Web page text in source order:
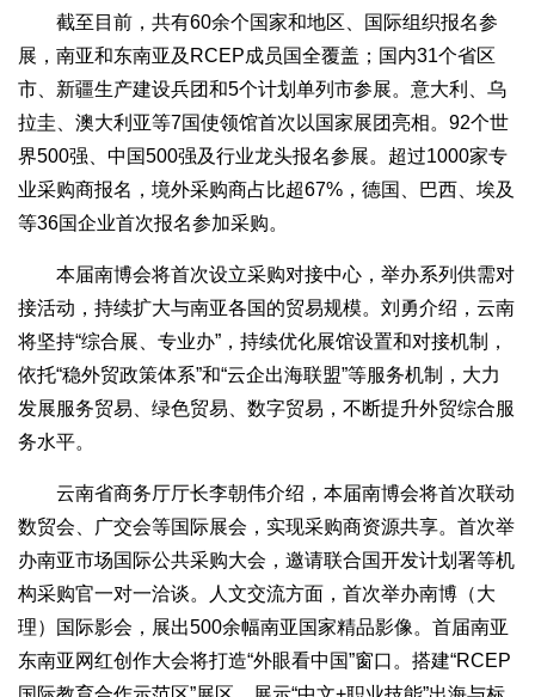
截至目前，共有60余个国家和地区、国际组织报名参
展，南亚和东南亚及RCEP成员国全覆盖；国内31个省区
市、新疆生产建设兵团和5个计划单列市参展。意大利、乌
拉圭、澳大利亚等7国使领馆首次以国家展团亮相。92个世
界500强、中国500强及行业龙头报名参展。超过1000家专
业采购商报名，境外采购商占比超67%，德国、巴西、埃及
等36国企业首次报名参加采购。
本届南博会将首次设立采购对接中心，举办系列供需对
接活动，持续扩大与南亚各国的贸易规模。刘勇介绍，云南
将坚持“综合展、专业办”，持续优化展馆设置和对接机制，
依托“稳外贸政策体系”和“云企出海联盟”等服务机制，大力
发展服务贸易、绿色贸易、数字贸易，不断提升外贸综合服
务水平。
云南省商务厅厅长李朝伟介绍，本届南博会将首次联动
数贸会、广交会等国际展会，实现采购商资源共享。首次举
办南亚市场国际公共采购大会，邀请联合国开发计划署等机
构采购官一对一洽谈。人文交流方面，首次举办南博（大
理）国际影会，展出500余幅南亚国家精品影像。首届南亚
东南亚网红创作大会将打造“外眼看中国”窗口。搭建“RCEP